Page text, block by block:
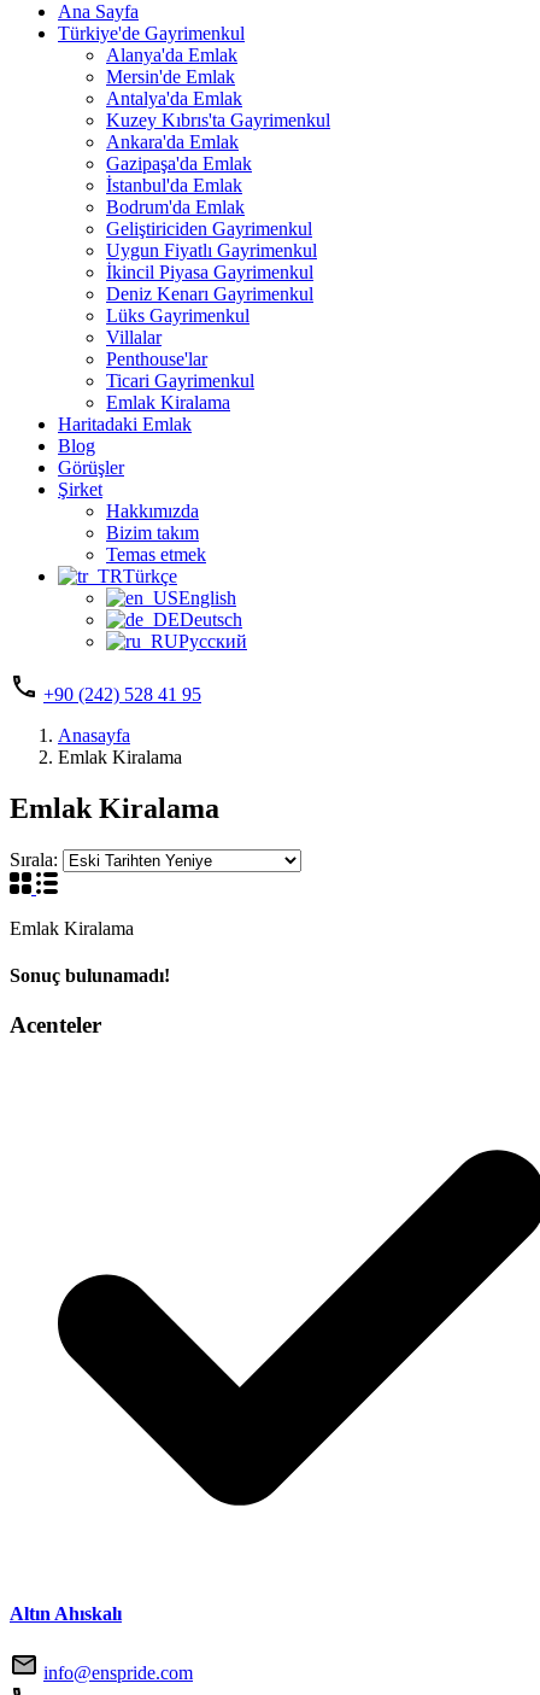
Ana Sayfa
Türkiye'de Gayrimenkul
Alanya'da Emlak
Mersin'de Emlak
Antalya'da Emlak
Kuzey Kıbrıs'ta Gayrimenkul
Ankara'da Emlak
Gazipaşa'da Emlak
İstanbul'da Emlak
Bodrum'da Emlak
Geliştiriciden Gayrimenkul
Uygun Fiyatlı Gayrimenkul
İkincil Piyasa Gayrimenkul
Deniz Kenarı Gayrimenkul
Lüks Gayrimenkul
Villalar
Penthouse'lar
Ticari Gayrimenkul
Emlak Kiralama
Haritadaki Emlak
Blog
Görüşler
Şirket
Hakkımızda
Bizim takım
Temas etmek
Türkçe
English
Deutsch
Русский
+90 (242) 528 41 95
Anasayfa
Emlak Kiralama
Emlak Kiralama
Sırala:
Emlak Kiralama
Sonuç bulunamadı!
Acenteler
Altın Ahıskalı
info@enspride.com